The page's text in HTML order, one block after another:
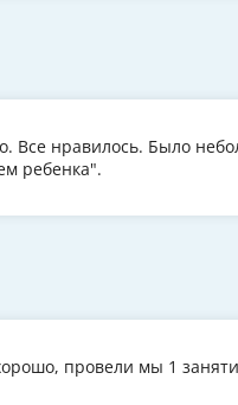
Все нравилось. Было
ребенка".
провели мы 1